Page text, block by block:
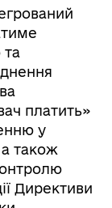
та
платить»
у
а також
Директиви